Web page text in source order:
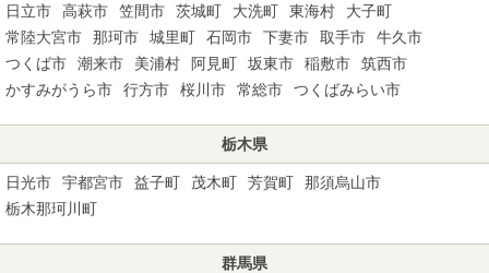
日立市 高萩市 笠間市 茨城町 大洗町 東海村
大子町
常陸大宮市
那珂市 城里町 石岡市 下妻市 取手市
牛久市
つくば市
潮来市 美浦村 阿見町 坂東市 稲敷市
筑西市
かすみがうら市
行方市 桜川市 常総市 つくばみらい市
栃木県
日光市 宇都宮市 益子町 茂木町 芳賀町
那須烏山市
栃木那珂川町
群馬県